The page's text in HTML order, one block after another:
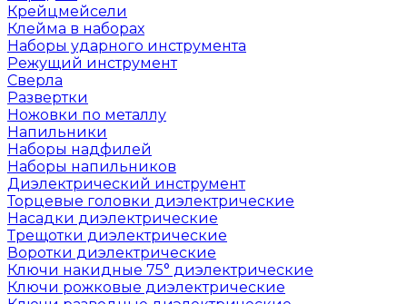
Крейцмейсели
Клейма в наборах
Наборы ударного инструмента
Режущий инструмент
Сверла
Развертки
Ножовки по металлу
Напильники
Наборы надфилей
Наборы напильников
Диэлектрический инструмент
Торцевые головки диэлектрические
Насадки диэлектрические
Трещотки диэлектрические
Воротки диэлектрические
Ключи накидные 75° диэлектрические
Ключи рожковые диэлектрические